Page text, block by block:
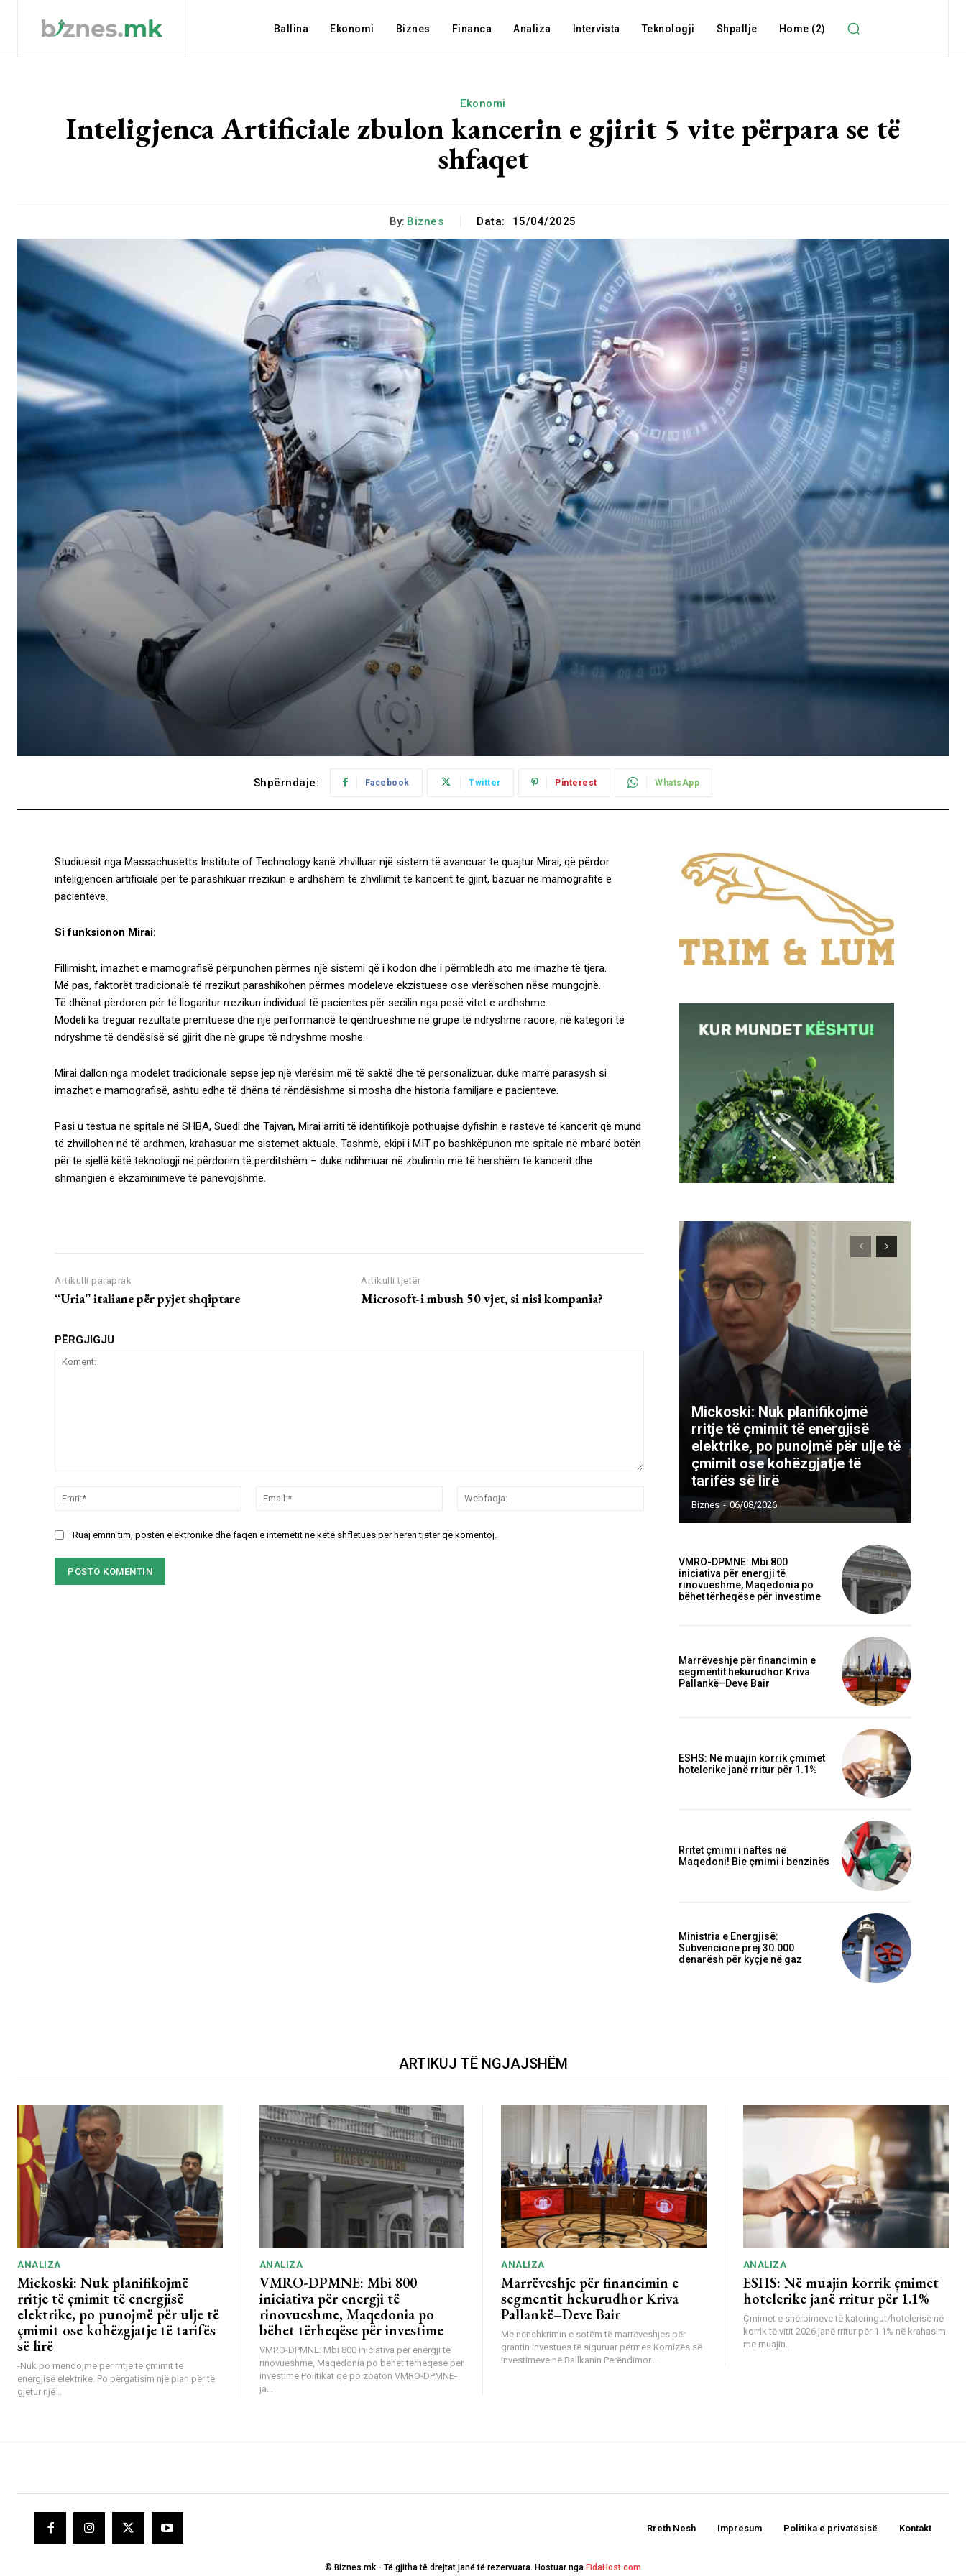
Ballina Ekonomi Biznes Financa Analiza Intervista Teknologji Shpallje Home (2)
Ekonomi
Inteligjenca Artificiale zbulon kancerin e gjirit 5 vite përpara se të
shfaqet
By: Biznes Data: 15/04/2025
Shpërndaje: Facebook Twitter Pinterest WhatsApp
Studiuesit nga Massachusetts Institute of Technology kanë zhvilluar një sistem të avancuar të quajtur Mirai, që përdor
inteligjencën artificiale për të parashikuar rrezikun e ardhshëm të zhvillimit të kancerit të gjirit, bazuar në mamografitë e
pacientëve.
Si funksionon Mirai:
Fillimisht, imazhet e mamografisë përpunohen përmes një sistemi që i kodon dhe i përmbledh ato me imazhe të tjera.
Më pas, faktorët tradicionalë të rrezikut parashikohen përmes modeleve ekzistuese ose vlerësohen nëse mungojnë.
Të dhënat përdoren për të llogaritur rrezikun individual të pacientes për secilin nga pesë vitet e ardhshme.
Modeli ka treguar rezultate premtuese dhe një performancë të qëndrueshme në grupe të ndryshme racore, në kategori të
ndryshme të dendësisë së gjirit dhe në grupe të ndryshme moshe.
Mirai dallon nga modelet tradicionale sepse jep një vlerësim më të saktë dhe të personalizuar, duke marrë parasysh si
imazhet e mamografisë, ashtu edhe të dhëna të rëndësishme si mosha dhe historia familjare e pacienteve.
Pasi u testua në spitale në SHBA, Suedi dhe Tajvan, Mirai arriti të identifikojë pothuajse dyfishin e rasteve të kancerit që mund
të zhvillohen në të ardhmen, krahasuar me sistemet aktuale. Tashmë, ekipi i MIT po bashkëpunon me spitale në mbarë botën
për të sjellë këtë teknologji në përdorim të përditshëm – duke ndihmuar në zbulimin më të hershëm të kancerit dhe
shmangien e ekzaminimeve të panevojshme.
Artikulli paraprak
“Uria” italiane për pyjet shqiptare
Artikulli tjetër
Microsoft-i mbush 50 vjet, si nisi kompania?
PËRGJIGJU
Emri:*
Email:*
Ruaj emrin tim, postën elektronike dhe faqen e internetit në këtë shfletues për herën tjetër që komentoj.
Mickoski: Nuk planifikojmë
rritje të çmimit të energjisë
elektrike, po punojmë për ulje të
çmimit ose kohëzgjatje të
tarifës së lirë
Biznes - 06/08/2026
VMRO-DPMNE: Mbi 800
iniciativa për energji të
rinovueshme, Maqedonia po
bëhet tërheqëse për investime
Marrëveshje për financimin e
segmentit hekurudhor Kriva
Pallankë–Deve Bair
ESHS: Në muajin korrik çmimet
hotelerike janë rritur për 1.1%
Rritet çmimi i naftës në
Maqedoni! Bie çmimi i benzinës
Ministria e Energjisë:
Subvencione prej 30.000
denarësh për kyçje në gaz
ARTIKUJ TË NGJAJSHËM
ANALIZA
Mickoski: Nuk planifikojmë
rritje të çmimit të energjisë
elektrike, po punojmë për ulje të
çmimit ose kohëzgjatje të tarifës
së lirë
-Nuk po mendojmë për rritje të çmimit të
energjisë elektrike. Po përgatisim një plan për të
gjetur një...
ANALIZA
VMRO-DPMNE: Mbi 800
iniciativa për energji të
rinovueshme, Maqedonia po
bëhet tërheqëse për investime
VMRO-DPMNE: Mbi 800 iniciativa për energji të
rinovueshme, Maqedonia po bëhet tërheqëse për
investime Politikat që po zbaton VMRO-DPMNE-
ja...
ANALIZA
Marrëveshje për financimin e
segmentit hekurudhor Kriva
Pallankë–Deve Bair
Me nënshkrimin e sotëm të marrëveshjes për
grantin investues të siguruar përmes Kornizës së
investimeve në Ballkanin Perëndimor...
ANALIZA
ESHS: Në muajin korrik çmimet
hotelerike janë rritur për 1.1%
Çmimet e shërbimeve të kateringut/hotelerisë në
korrik të vitit 2026 janë rritur për 1.1% në krahasim
me muajin...
Rreth Nesh Impresum Politika e privatësisë Kontakt
© Biznes.mk - Të gjitha të drejtat janë të rezervuara. Hostuar nga FidaHost.com